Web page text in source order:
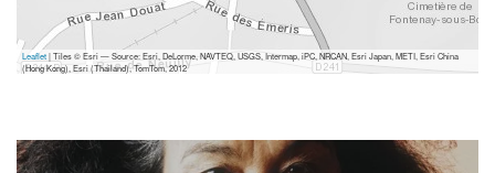
Leaflet| Tiles © Esri — Source: Esri, DeLorme, NAVTEQ, USGS, Intermap, iPC, NRCAN, Esri Japan, METI, Esri China
(Hong Kong), Esri (Thailand), TomTom, 2012